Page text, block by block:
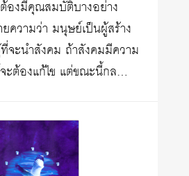
งมีคุณสมบัติบางอย่าง
ความว่า มนุษย์เป็นผู้สร้าง
จะนำสังคม ถ้าสังคมมีความ
ต้องแก้ไข แต่ขณะนี้กล…